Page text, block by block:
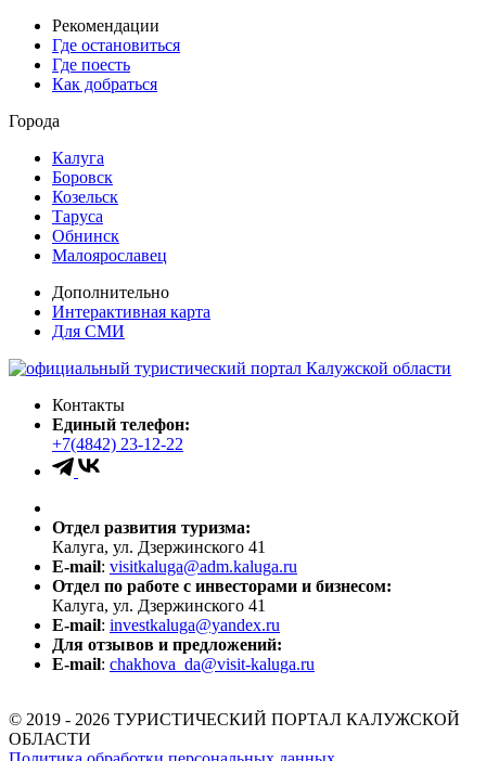
Рекомендации
Где остановиться
Где поесть
Как добраться
Города
Калуга
Боровск
Козельск
Таруса
Обнинск
Малоярославец
Дополнительно
Интерактивная карта
Для СМИ
Контакты
Единый телефон:
+7(4842) 23-12-22
Отдел развития туризма:
Калуга, ул. Дзержинского 41
E-mail: visitkaluga@adm.kaluga.ru
Отдел по работе с инвесторами и бизнесом:
Калуга, ул. Дзержинского 41
E-mail: investkaluga@yandex.ru
Для отзывов и предложений:
E-mail: chakhova_da@visit-kaluga.ru
© 2019 - 2026 ТУРИСТИЧЕСКИЙ ПОРТАЛ КАЛУЖСКОЙ
ОБЛАСТИ